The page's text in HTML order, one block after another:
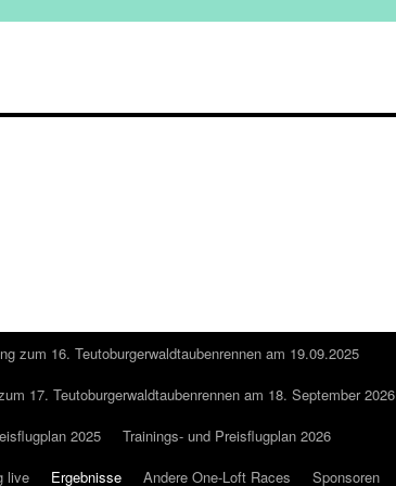
zum 16. Teutoburgerwaldtaubenrennen am 19.09.2025
17. Teutoburgerwaldtaubenrennen am 18. September 2026
2025
Trainings- und Preisflugplan 2026
live Ergebnisse Andere One-Loft Races
Sponsoren